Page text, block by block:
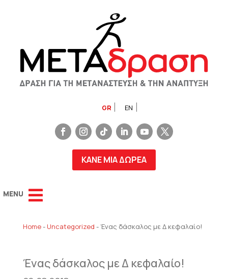
GR EN
ΚΑΝΕ ΜΙΑ ΔΩΡΕΑ
Home- Uncategorized -Ένας δάσκαλος με Δ κεφαλαίο!
Ένας δάσκαλος με Δ κεφαλαίο!